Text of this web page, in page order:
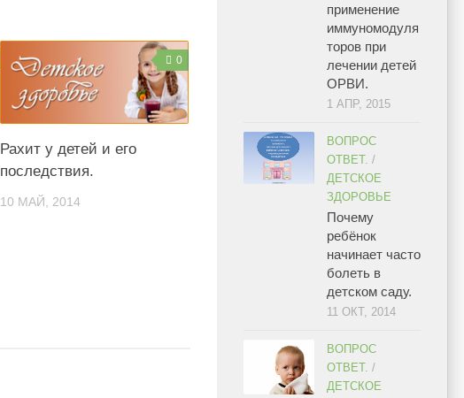
0
Рахит у детей и его
последствия.
10 МАЙ, 2014
применение
иммуномодуля
торов при
лечении детей
ОРВИ.
1 АПР, 2015
ВОПРОС
ОТВЕТ. /
ДЕТСКОЕ
ЗДОРОВЬЕ
Почему
ребёнок
начинает часто
болеть в
детском саду.
11 ОКТ, 2014
ВОПРОС
ОТВЕТ. /
ДЕТСКОЕ